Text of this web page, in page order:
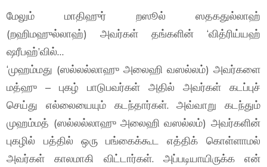
மேலும் மாதிஹுர் றஸூல் ஸதகதுல்லாஹ்
(றஹிமஹுல்லாஹ்) அவர்கள் தங்களின் ‘வித்ரிய்யஹ்
ஷரீபஹ்’வில்…
‘முஹம்மது (ஸல்லல்லாஹு அலைஹி வஸல்லம்) அவர்களை
மத்ஹு – புகழ் பாடுபவர்கள் அதில் அவர்கள் கடப்புச்
செய்து எல்லையையும் கடந்தார்கள். அவ்வாறு கடந்தும்
முஹம்மத் (ஸல்லல்லாஹு அலைஹி வஸல்லம்) அவர்களின்
புகழில் பத்தில் ஒரு பங்கைக்கூட எத்திக் கொள்ளாமல்
அவர்கள் காலமாகி விட்டார்கள். அப்படியாயிருக்க என்